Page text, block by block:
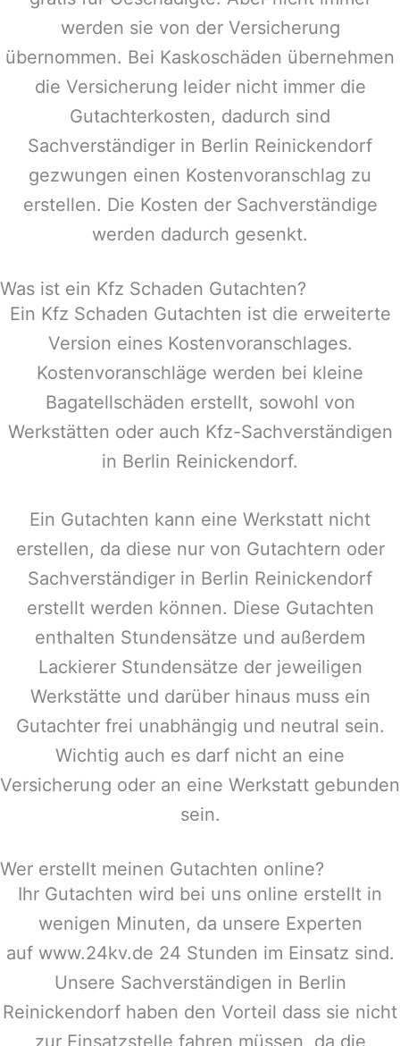
werden sie von der Versicherung
übernommen. Bei Kaskoschäden übernehmen
die Versicherung leider nicht immer die
Gutachterkosten, dadurch sind
Sachverständiger in Berlin Reinickendorf
gezwungen einen Kostenvoranschlag zu
erstellen. Die Kosten der Sachverständige
werden dadurch gesenkt.
Was ist ein Kfz Schaden Gutachten?
Ein Kfz Schaden Gutachten ist die erweiterte
Version eines Kostenvoranschlages.
Kostenvoranschläge werden bei kleine
Bagatellschäden erstellt, sowohl von
Werkstätten oder auch Kfz-Sachverständigen
in Berlin Reinickendorf.
Ein Gutachten kann eine Werkstatt nicht
erstellen, da diese nur von Gutachtern oder
Sachverständiger in Berlin Reinickendorf
erstellt werden können. Diese Gutachten
enthalten Stundensätze und außerdem
Lackierer Stundensätze der jeweiligen
Werkstätte und darüber hinaus muss ein
Gutachter frei unabhängig und neutral sein.
Wichtig auch es darf nicht an eine
Versicherung oder an eine Werkstatt gebunden
sein.
Wer erstellt meinen Gutachten online?
Ihr Gutachten wird bei uns online erstellt in
wenigen Minuten, da unsere Experten
auf www.24kv.de 24 Stunden im Einsatz sind.
Unsere Sachverständigen in Berlin
Reinickendorf haben den Vorteil dass sie nicht